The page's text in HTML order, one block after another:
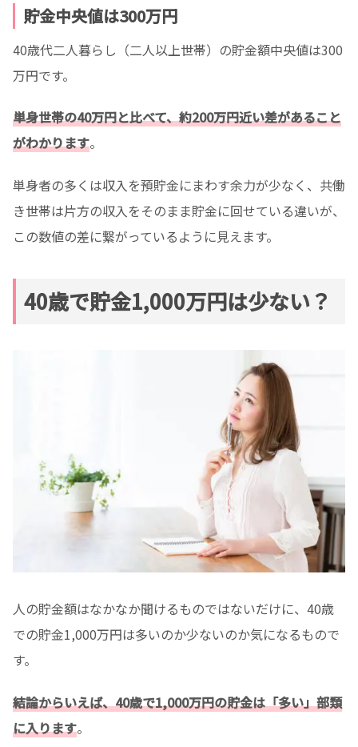
貯金中央値は300万円
40歳代二人暮らし（二人以上世帯）の貯金額中央値は300
万円です。
単身世帯の40万円と比べて、約200万円近い差があること
がわかります。
単身者の多くは収入を預貯金にまわす余力が少なく、共働
き世帯は片方の収入をそのまま貯金に回せている違いが、
この数値の差に繋がっているように見えます。
40歳で貯金1,000万円は少ない？
人の貯金額はなかなか聞けるものではないだけに、40歳
での貯金1,000万円は多いのか少ないのか気になるもので
す。
結論からいえば、40歳で1,000万円の貯金は「多い」部類
に入ります。